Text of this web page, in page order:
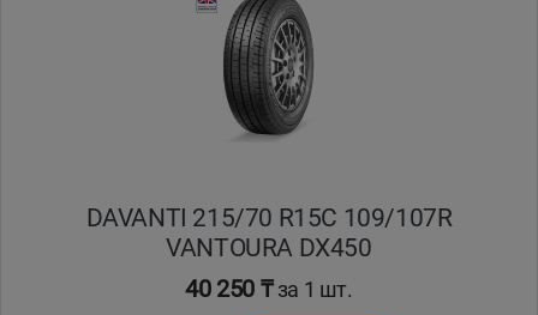
DAVANTI 215/70 R15C 109/107R
VANTOURA DX450
40 250 ₸за 1 шт.
Павлодар